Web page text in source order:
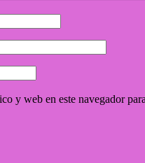
y web en este navegador